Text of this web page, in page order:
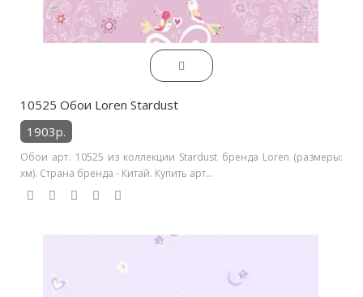
10525 Обои Loren Stardust
1903р.
Обои арт. 10525 из коллекции Stardust бренда Loren (размеры:
хм). Страна бренда - Китай. Купить арт...